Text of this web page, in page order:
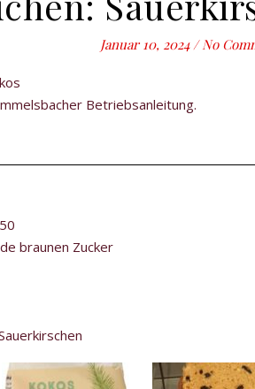
Januar 10, 2024 / No
Betriebsanleitung.
braunen Zucker